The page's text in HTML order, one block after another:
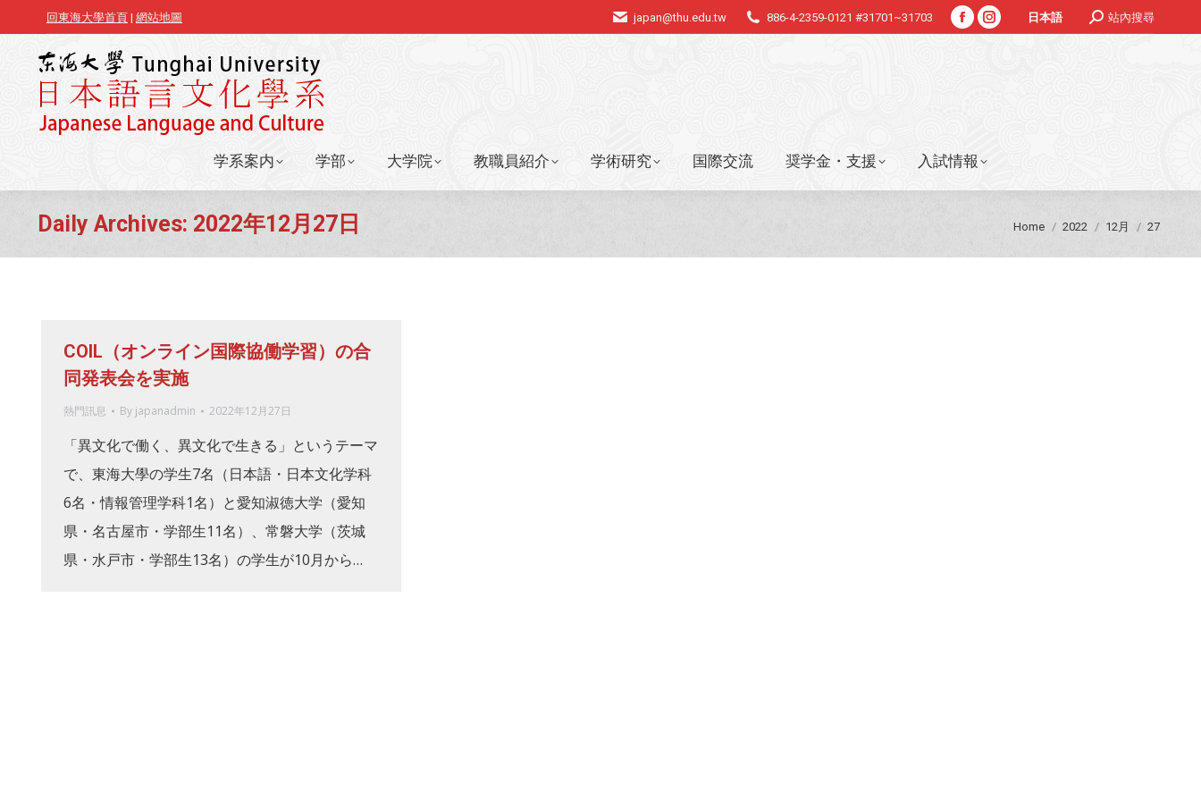
回東海大學首頁 | 網站地圖 japan@thu.edu.tw 886-4-2359-0121 #31701~31703
FacebookInstagram
日本語 Search:站內搜尋
学系案内 学部 大学院 教職員紹介 学術研究 国際交流 奨学金・支援 入試情報
Daily Archives: 2022年12月27日 You are here:
Home 2022 12月 27
COIL（オンライン国際協働学習）の合
同発表会を実施
熱門訊息 By japanadmin 2022年12月27日
「異文化で働く、異文化で生きる」というテーマ
で、東海大學の学生7名（日本語・日本文化学科
6名・情報管理学科1名）と愛知淑徳大学（愛知
県・名古屋市・学部生11名）、常磐大学（茨城
県・水戸市・学部生13名）の学生が10月から…
学系案内 学部 大学院 教職員紹介 学術研究 国際交流 奨学金・支援 入試情報